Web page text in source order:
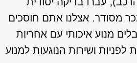
מסודר. אצלנו אתם חוסכים
מנוע איכותי עם אחריות
ושירות הנוגעות למנוע